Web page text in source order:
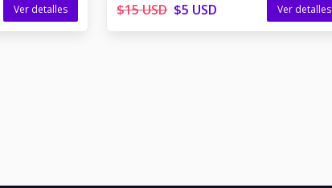
Ver detalles $15 USD $5 USD Ver detalles